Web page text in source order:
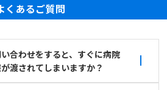
くあるご質問
合わせをすると、すぐに病院
渡されてしまいますか？